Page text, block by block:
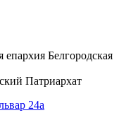
епархия Белгородская
Патриархат
24а